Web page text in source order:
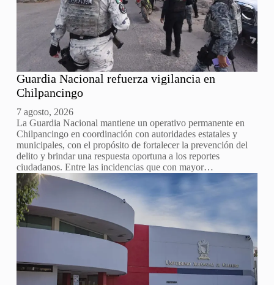
Guardia Nacional refuerza vigilancia en
Chilpancingo
7 agosto, 2026
La Guardia Nacional mantiene un operativo permanente en
Chilpancingo en coordinación con autoridades estatales y
municipales, con el propósito de fortalecer la prevención del
delito y brindar una respuesta oportuna a los reportes
ciudadanos. Entre las incidencias que con mayor…